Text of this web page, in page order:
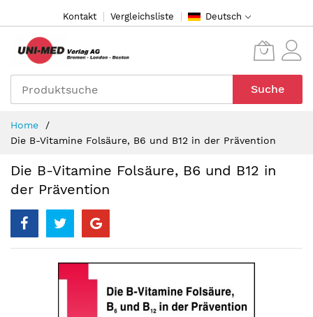
Inhalt
Kontakt Vergleichsliste Deutsch
Suche
Home
Die B-Vitamine Folsäure, B6 und B12 in der Prävention
Die B-Vitamine Folsäure, B6 und B12 in
der Prävention